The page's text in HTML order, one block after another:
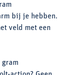
bij je hebben.
veld met een